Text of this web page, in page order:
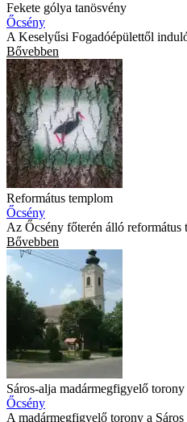
Fekete gólya tanösvény
Őcsény
A Keselyűsi Fogadóépülettől
Bővebben
Református templom
Őcsény
Az Őcsény főterén álló református
Bővebben
Sáros-alja madármegfigyelő torony
Őcsény
A madármegfigyelő torony a